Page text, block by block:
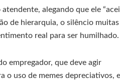
alegando que ele
de hierarquia, o silêncio muitas
real para ser humilhado.
empregador, que deve agir
o uso de memes depreciativos,